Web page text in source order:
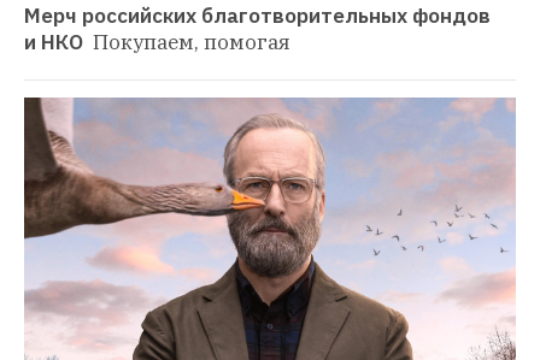
Мерч российских благотворительных фондов
и НКО Покупаем, помогая